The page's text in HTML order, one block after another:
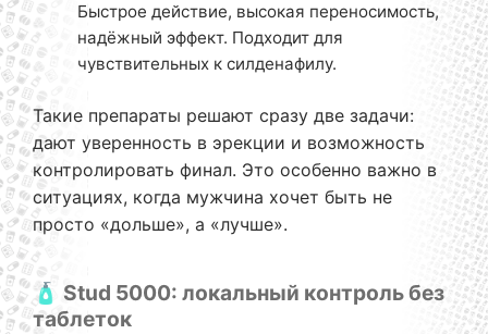
Быстрое действие, высокая переносимость,
надёжный эффект. Подходит для
чувствительных к силденафилу.
Такие препараты решают сразу две задачи:
дают уверенность в эрекции и возможность
контролировать финал. Это особенно важно в
ситуациях, когда мужчина хочет быть не
просто «дольше», а «лучше».
🧴 Stud 5000: локальный контроль без
таблеток